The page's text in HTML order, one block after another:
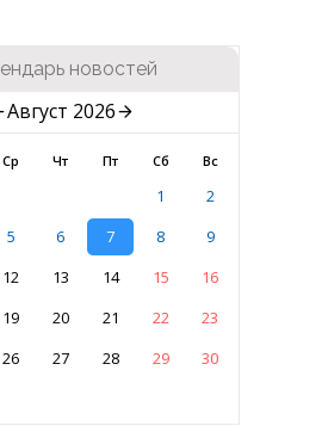
новостей
Август 2026
Ср Чт Пт Сб Вс
1
2
5 6 7 8
9
12 13 14 15
16
19 20 21 22
23
26 27 28 29
30